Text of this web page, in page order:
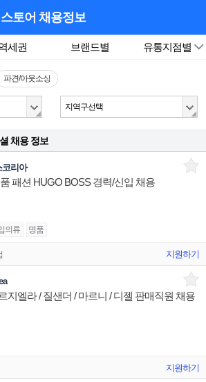
토어 채용정보
세권 브랜드별 유통지점별
파견/아웃소싱
지역구선택
채용 정보
코리아
패션 HUGO BOSS 경력/신입 채용
의류 명품
지원하기
지엘라 / 질샌더 / 마르니 / 디젤 판매직원 채용
지원하기